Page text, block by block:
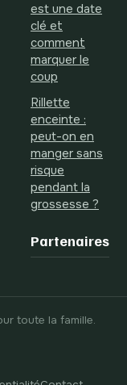
est une date
clé et
comment
marquer le
coup
Rillette
enceinte :
peut-on en
manger sans
risque
pendant la
grossesse ?
Partenaires
toute la famille.